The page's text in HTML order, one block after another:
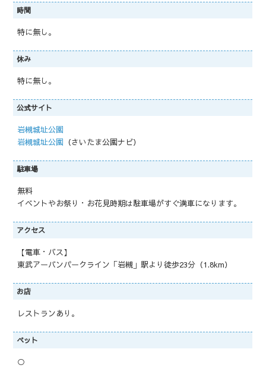
時間
特に無し。
休み
特に無し。
公式サイト
岩槻城址公園
岩槻城址公園 （さいたま公園ナビ）
駐車場
無料
イベントやお祭り・お花見時期は駐車場がすぐ満車になります。
アクセス
【電車・バス】
東武アーバンパークライン「岩槻」駅より徒歩23分（1.8km）
お店
レストランあり。
ペット
○